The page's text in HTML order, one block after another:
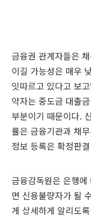
금융권 관계자들은
이길 가능성은 매우
잇따르고 있다고 보
약자는 중도금 대출
부분이기 때문이다.
률은 금융기관과 채
정보 등록은 확정판
금융감독원은 은행
면 신용불량자가 될
게 상세하게 알리도